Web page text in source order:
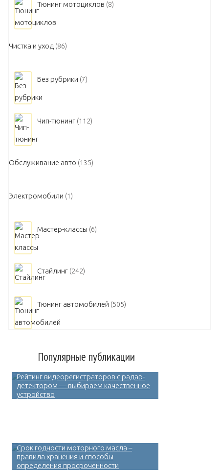
Тюнинг мотоциклов (8)
Чистка и уход (86)
Без рубрики (7)
Чип-тюнинг (112)
Обслуживание авто (135)
Электромобили (1)
Мастер-классы (6)
Стайлинг (242)
Тюнинг автомобилей (505)
Популярные публикации
Рейтинг видеорегистраторов с радар-
детектором — выбираем качественное
устройство
Срок годности моторного масла –
правила хранения и способы
определения просроченности